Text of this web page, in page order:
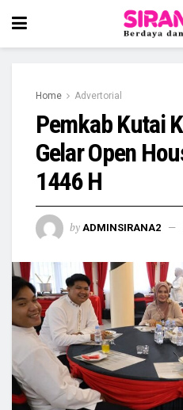
Home Advertorial
Pemkab Kutai
Gelar Open
1446 H
by ADMINSIRANA2